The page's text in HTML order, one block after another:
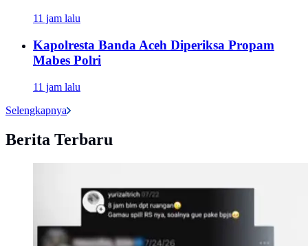
11 jam lalu
Kapolresta Banda Aceh Diperiksa Propam
Mabes Polri
11 jam lalu
Selengkapnya
Berita Terbaru